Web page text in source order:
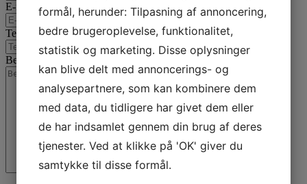
E-mail *
Telefon *
Besked
formål, herunder: Tilpasning af annoncering,
bedre brugeroplevelse, funktionalitet,
statistik og marketing. Disse oplysninger
kan blive delt med annoncerings- og
analysepartnere, som kan kombinere dem
med data, du tidligere har givet dem eller
de har indsamlet gennem din brug af deres
tjenester. Ved at klikke på 'OK' giver du
samtykke til disse formål.